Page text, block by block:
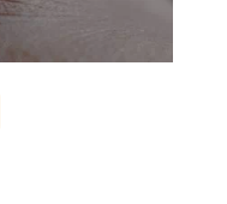
WhatsApp